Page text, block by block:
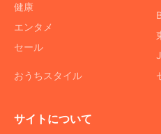
健康
エンタメ
セール
おうちスタイル
サイトについて